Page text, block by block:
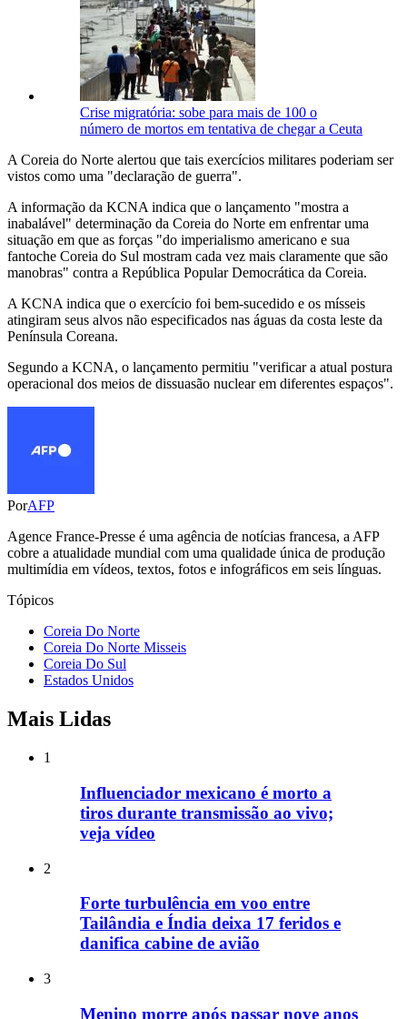
Crise migratória: sobe para mais de 100 o
número de mortos em tentativa de chegar a Ceuta
A Coreia do Norte alertou que tais exercícios militares poderiam ser
vistos como uma "declaração de guerra".
A informação da KCNA indica que o lançamento "mostra a
inabalável" determinação da Coreia do Norte em enfrentar uma
situação em que as forças "do imperialismo americano e sua
fantoche Coreia do Sul mostram cada vez mais claramente que são
manobras" contra a República Popular Democrática da Coreia.
A KCNA indica que o exercício foi bem-sucedido e os mísseis
atingiram seus alvos não especificados nas águas da costa leste da
Península Coreana.
Segundo a KCNA, o lançamento permitiu "verificar a atual postura
operacional dos meios de dissuasão nuclear em diferentes espaços".
PorAFP
Agence France-Presse é uma agência de notícias francesa, a AFP
cobre a atualidade mundial com uma qualidade única de produção
multimídia em vídeos, textos, fotos e infográficos em seis línguas.
Tópicos
Coreia Do Norte
Coreia Do Norte Misseis
Coreia Do Sul
Estados Unidos
Mais Lidas
1
Influenciador mexicano é morto a
tiros durante transmissão ao vivo;
veja vídeo
2
Forte turbulência em voo entre
Tailândia e Índia deixa 17 feridos e
danifica cabine de avião
3
Menino morre após passar nove anos